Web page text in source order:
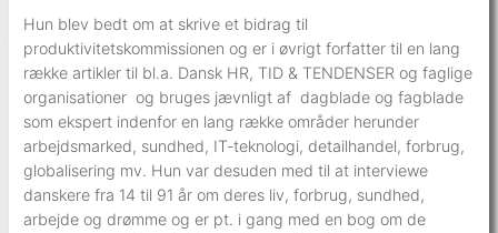
Hun blev bedt om at skrive et bidrag til
produktivitetskommissionen og er i øvrigt forfatter til en lang
række artikler til bl.a. Dansk HR, TID & TENDENSER og faglige
organisationer og bruges jævnligt af dagblade og fagblade
som ekspert indenfor en lang række områder herunder
arbejdsmarked, sundhed, IT-teknologi, detailhandel, forbrug,
globalisering mv. Hun var desuden med til at interviewe
danskere fra 14 til 91 år om deres liv, forbrug, sundhed,
arbejde og drømme og er pt. i gang med en bog om de